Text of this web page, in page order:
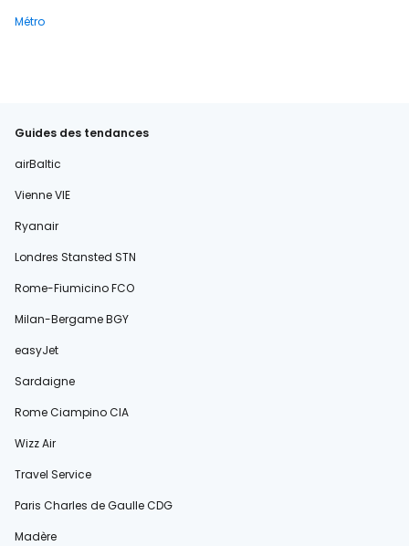
Métro
Guides des tendances
airBaltic
Vienne VIE
Ryanair
Londres Stansted STN
Rome-Fiumicino FCO
Milan-Bergame BGY
easyJet
Sardaigne
Rome Ciampino CIA
Wizz Air
Travel Service
Paris Charles de Gaulle CDG
Madère